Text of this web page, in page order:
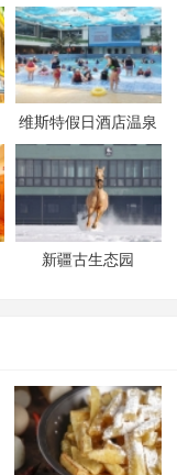
维斯特假日酒店温泉
新疆古生态园